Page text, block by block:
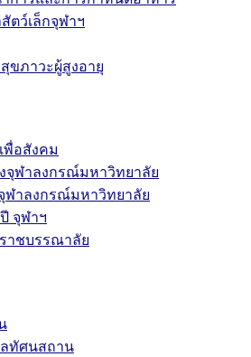
ตว์เล็กจุฬาฯ
ขภาวะผู้สูงอายุ
พื่อสังคม
จุฬาลงกรณ์มหาวิทยาลัย
ฬาลงกรณ์มหาวิทยาลัย
จุฬาฯ
าชบรรณาลัย
ทัศนสถาน